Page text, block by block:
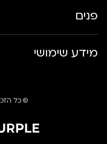
פנים
מידע שימושי
© כל